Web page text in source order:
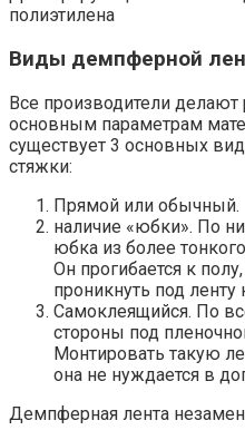
полиэтилена
Виды демпферной
Все производители
основным параметрам
существует 3 основных
стяжки:
Прямой или обычный.
наличие «юбки». По
юбка из более
Он прогибается к
проникнуть под ленту
Самоклеящийся. По
стороны под
Монтировать такую
она не нуждается в
Демпферная лента